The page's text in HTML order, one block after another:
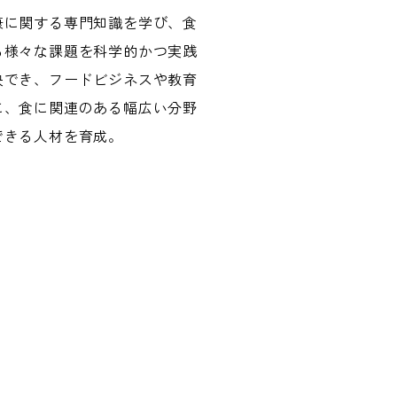
関する専門知識を学び、食
々な課題を科学的かつ実践
き、フードビジネスや教育
食に関連のある幅広い分野
る人材を育成。